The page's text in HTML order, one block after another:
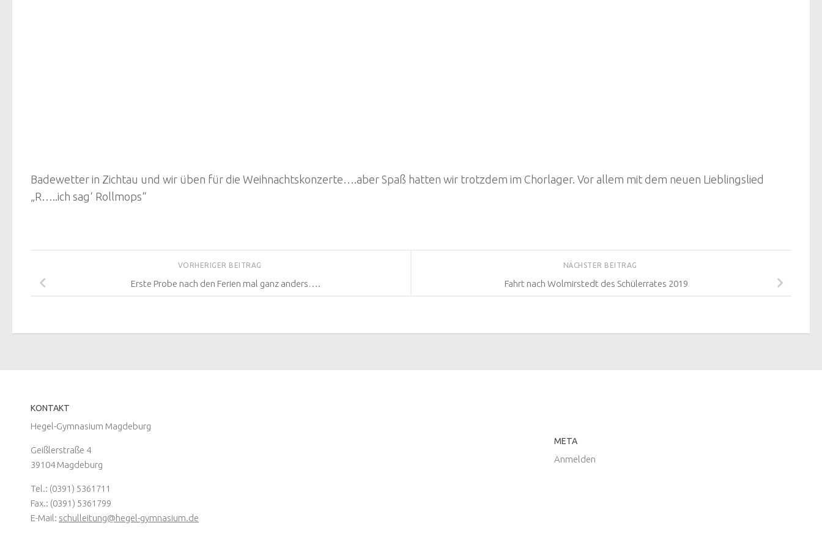
Badewetter in Zichtau und wir üben für die Weihnachtskonzerte….aber Spaß hatten wir trotzdem im Chorlager. Vor allem mit dem neuen Lieblingslied
„R…..ich sag‘ Rollmops“
NÄCHSTER BEITRAG
Fahrt nach Wolmirstedt des Schülerrates 2019
VORHERIGER BEITRAG
Erste Probe nach den Ferien mal ganz anders….
KONTAKT
Hegel-Gymnasium Magdeburg
Geißlerstraße 4
39104 Magdeburg
Tel.: (0391) 5361711
Fax.: (0391) 5361799
E-Mail: schulleitung@hegel-gymnasium.de
META
Anmelden